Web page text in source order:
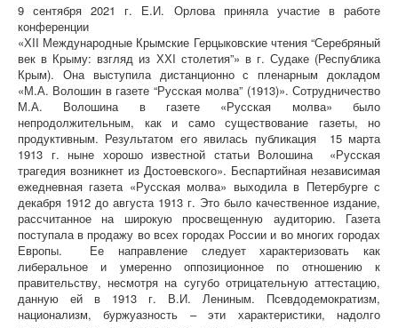
9 сентября 2021 г. Е.И. Орлова приняла участие в работе
конференции
«ХII Международные Крымские Герцыковские чтения “Серебряный
век в Крыму: взгляд из ХХI столетия”» в г. Судаке (Республика
Крым). Она выступила дистанционно с пленарным докладом
«М.А. Волошин в газете “Русская молва” (1913)». Сотрудничество
М.А. Волошина в газете «Русская молва» было
непродолжительным, как и само существование газеты, но
продуктивным. Результатом его явилась публикация 15 марта
1913 г. ныне хорошо известной статьи Волошина «Русская
трагедия возникнет из Достоевского». Беспартийная независимая
ежедневная газета «Русская молва» выходила в Петербурге с
декабря 1912 до августа 1913 г. Это было качественное издание,
рассчитанное на широкую просвещенную аудиторию. Газета
поступала в продажу во всех городах России и во многих городах
Европы. Ее направление следует характеризовать как
либеральное и умеренно оппозиционное по отношению к
правительству, несмотря на сугубо отрицательную аттестацию,
данную ей в 1913 г. В.И. Лениным. Псевдодемократизм,
национализм, буржуазность – эти характеристики, надолго